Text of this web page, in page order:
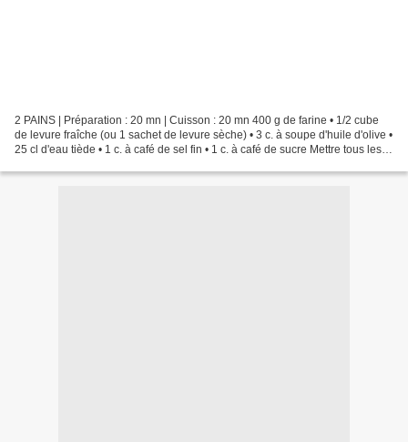
2 PAINS | Préparation : 20 mn | Cuisson : 20 mn 400 g de farine • 1/2 cube
de levure fraîche (ou 1 sachet de levure sèche) • 3 c. à soupe d'huile d'olive •
25 cl d'eau tiède • 1 c. à café de sel fin • 1 c. à café de sucre Mettre tous les